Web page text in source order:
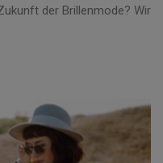
der Brillenmode? Wir